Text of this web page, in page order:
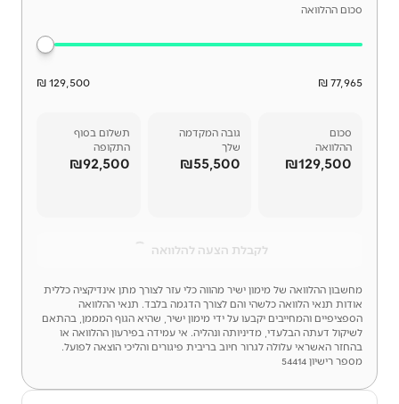
סכום ההלוואה
77,965 ₪
129,500 ₪
ההלוואה
₪129,500
גובה המקדמה
₪55,500
תשלום בסוף
התקופה
₪92,500
לקבלת הצעה להלוואה
מחשבון ההלוואה של מימון ישיר מהווה כלי עזר לצורך מתן אינדיקציה כללית
אודות תנאי הלוואה כלשהי והם לצורך הדגמה בלבד. תנאי ההלוואה
הספציפיים והמחייבים יקבעו על ידי מימון ישיר, שהיא הגוף המממן, בהתאם
לשיקול דעתה הבלעדי, מדיניותה ונהליה. אי עמידה בפירעון ההלוואה או
בהחזר האשראי עלולה לגרור חיוב בריבית פיגורים והליכי הוצאה לפועל.
מספר רישיון 54414